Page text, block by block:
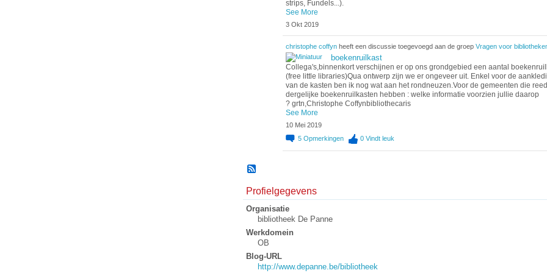
strips, Fundels...).
See More
3 Okt 2019
christophe coffynheeft een discussie toegevoegd aan de groep Vragen voor
boekenruilkast
Collega's,binnenkort verschijnen er op ons grondgebied een aantal
(free little libraries)Qua ontwerp zijn we er ongeveer uit. Enkel voor de
van de kasten ben ik nog wat aan het rondneuzen.Voor de gemeenten die
dergelijke boekenruilkasten hebben : welke informatie voorzien jullie daarop
? grtn,Christophe Coffynbibliothecaris
See More
10 Mei 2019
5 Opmerkingen 0 Vindt leuk
Profielgegevens
Organisatie
bibliotheek De Panne
Werkdomein
OB
Blog-URL
http://www.depanne.be/bibliotheek